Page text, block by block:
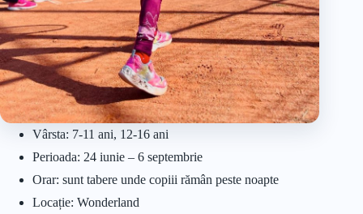
Vârsta: 7-11 ani, 12-16 ani
Perioada: 24 iunie – 6 septembrie
Orar: sunt tabere unde copiii rămân peste noapte
Locație: Wonderland